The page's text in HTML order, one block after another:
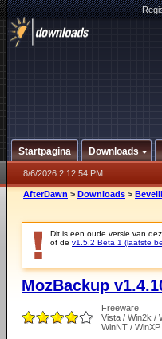
Startpagina Downloads
8/6/2026 2:12:54 PM
AfterDawn > Downloads >
Dit is een oude versie van
of de v1.5.2 Beta 1 (laatste
MozBackup
Freeware
Vista / Win2k /
WinNT / WinXP